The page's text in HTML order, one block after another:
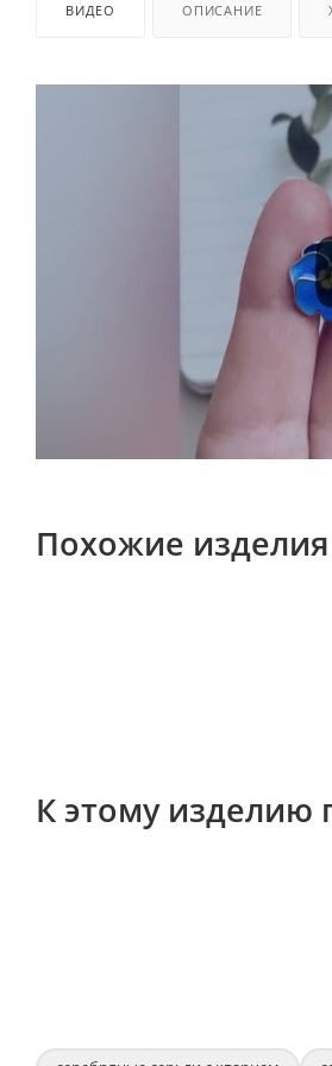
ВИДЕО ОПИСАНИЕ
Похожие изделия
К этому изделию